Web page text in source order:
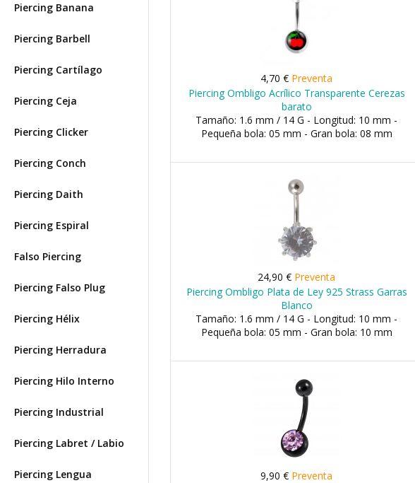
Piercing Banana
Piercing Barbell
Piercing Cartílago
Piercing Ceja
Piercing Clicker
Piercing Conch
Piercing Daith
Piercing Espiral
Falso Piercing
Piercing Falso Plug
Piercing Hélix
Piercing Herradura
Piercing Hilo Interno
Piercing Industrial
Piercing Labret / Labio
Piercing Lengua
4,70 € Preventa
Piercing Ombligo Acrílico Transparente Cerezas
barato
Tamaño: 1.6 mm / 14 G - Longitud: 10 mm -
Pequeña bola: 05 mm - Gran bola: 08 mm
24,90 € Preventa
Piercing Ombligo Plata de Ley 925 Strass Garras
Blanco
Tamaño: 1.6 mm / 14 G - Longitud: 10 mm -
Pequeña bola: 05 mm - Gran bola: 10 mm
9,90 € Preventa